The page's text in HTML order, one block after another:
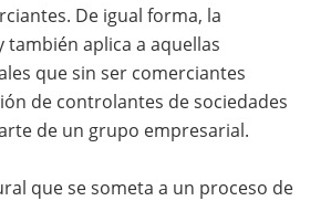
De igual forma, la
también aplica a aquellas
que sin ser comerciantes
de controlantes de sociedades
de un grupo empresarial.
que se someta a un proceso de